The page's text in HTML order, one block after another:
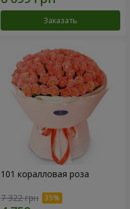
Заказать
101 коралловая роза
7 322 грн